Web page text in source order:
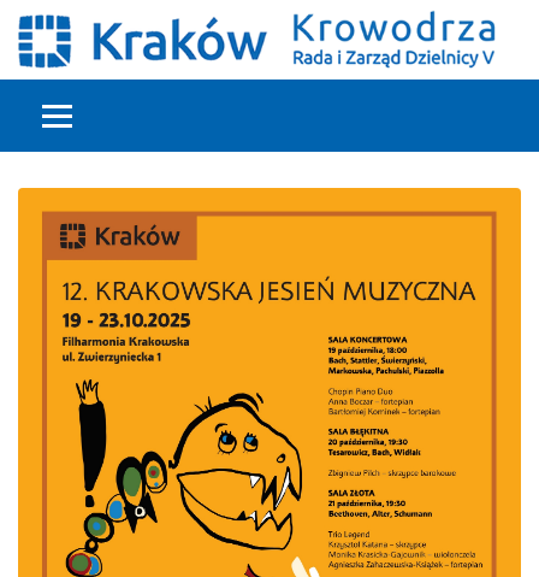
Głowna treść